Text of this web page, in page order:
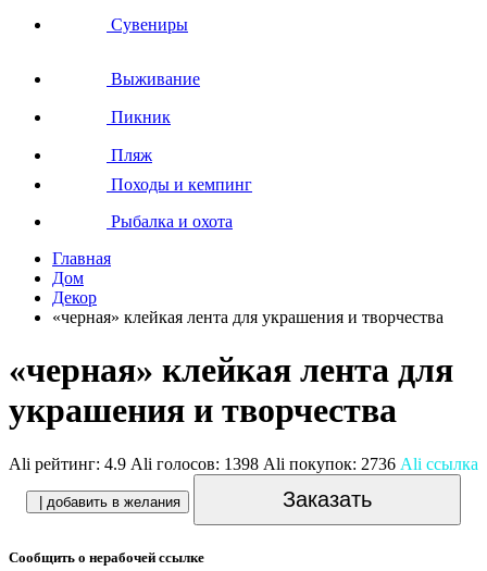
Сувениры
Выживание
Пикник
Пляж
Походы и кемпинг
Рыбалка и охота
Главная
Дом
Декор
«черная» клейкая лента для украшения и творчества
«черная» клейкая лента для
украшения и творчества
Ali рейтинг: 4.9 Ali голосов: 1398 Ali покупок: 2736 Ali ссылка
| добавить в желания Заказать
Сообщить о нерабочей ссылке